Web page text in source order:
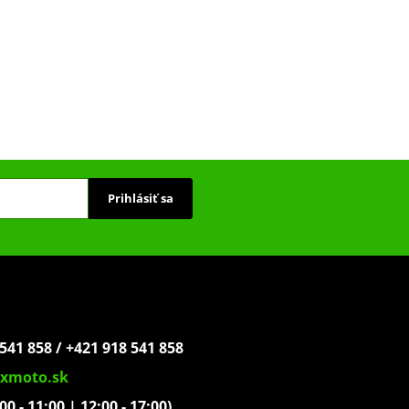
Prihlásiť sa
858 / +421 918 541 858